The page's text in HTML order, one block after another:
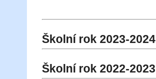
Školní rok 2023-2024
Školní rok 2022-2023